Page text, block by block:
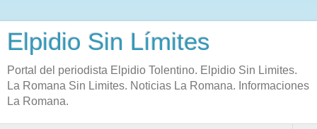
Elpidio Sin Límites
Portal del periodista Elpidio Tolentino. Elpidio Sin Limites.
La Romana Sin Limites. Noticias La Romana. Informaciones
La Romana.